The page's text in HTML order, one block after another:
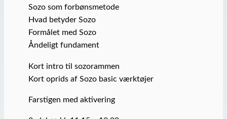
Sozo som forbønsmetode
Hvad betyder Sozo
Formålet med Sozo
Åndeligt fundament
Kort intro til sozorammen
Kort oprids af Sozo basic værktøjer
Farstigen med aktivering